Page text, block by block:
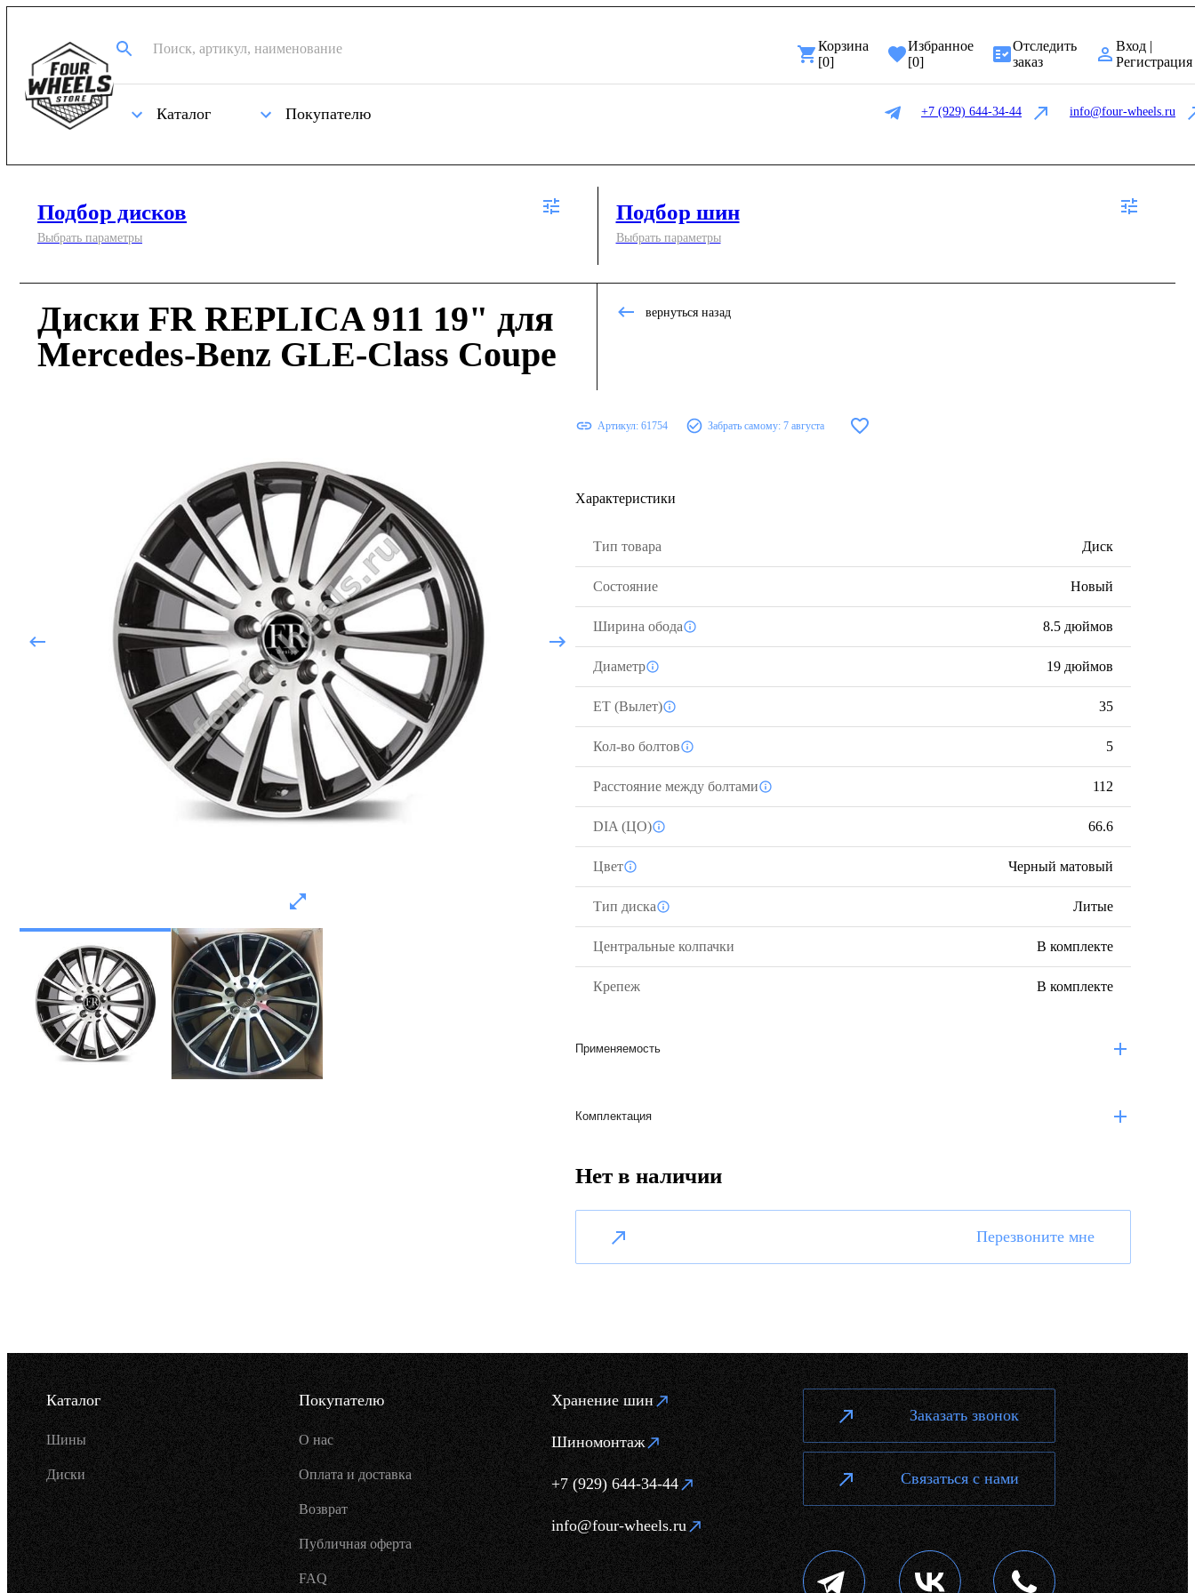
Корзина
[0]
Избранное
[0]
Отследить
заказ
Вход |
Регистрация
Каталог Покупателю +7 (929) 644-34-44 info@four-wheels.ru
Подбор дисков
Выбрать параметры
Подбор шин
Выбрать параметры
Диски FR REPLICA 911 19" для
Mercedes-Benz GLE-Class Coupe
вернуться назад
Артикул: 61754 Забрать самому: 7 августа
Характеристики
Тип товара Диск
Состояние Новый
Ширина обода 8.5 дюймов
Диаметр 19 дюймов
ЕТ (Вылет) 35
Кол-во болтов 5
Расстояние между болтами 112
DIA (ЦО) 66.6
Цвет Черный матовый
Тип диска Литые
Центральные колпачки В комплекте
Крепеж В комплекте
Применяемость
Комплектация
Нет в наличии
Перезвоните мне
Каталог
Шины
Диски
Покупателю
О нас
Оплата и доставка
Возврат
Публичная оферта
FAQ
Хранение шин
Шиномонтаж
+7 (929) 644-34-44
info@four-wheels.ru
Заказать звонок
Связаться с нами